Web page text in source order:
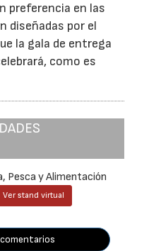
preferencia en las
diseñadas por el
la gala de entrega
como es
Pesca y Alimentación
Ver stand virtual